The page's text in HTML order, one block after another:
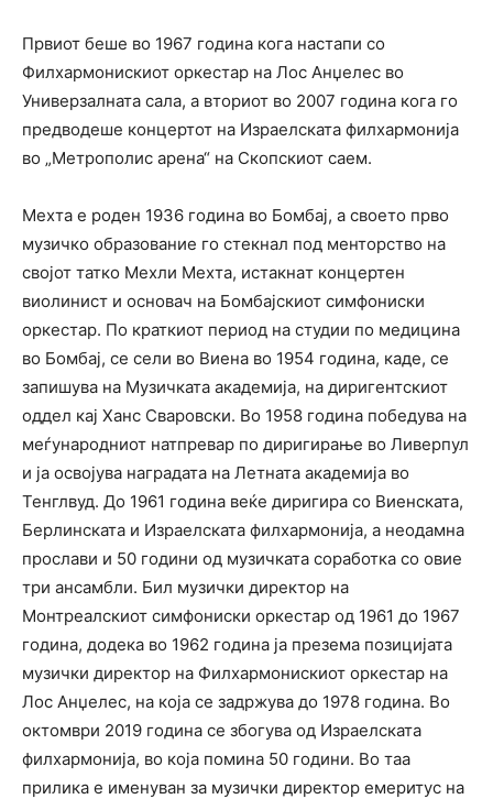
Првиот беше во 1967 година кога настапи со
Филхармонискиот оркестар на Лос Анџелес во
Универзалната сала, а вториот во 2007 година кога го
предводеше концертот на Израелската филхармонија
во „Метрополис арена“ на Скопскиот саем.
Мехта е роден 1936 година во Бомбај, а своето прво
музичко образование го стекнал под менторство на
својот татко Мехли Мехтa, истакнaт концертен
виолинист и основач на Бомбајскиот симфониски
оркестар. По краткиот период на студии по медицина
во Бомбај, се сели во Виена во 1954 година, каде, се
запишува на Музичката академија, на диригентскиот
оддел кај Ханс Сваровски. Во 1958 година победува на
меѓународниот натпревар по диригирање во Ливерпул
и ја освојува наградата на Летната академија во
Тенглвуд. До 1961 година веќе диригира со Виенската,
Берлинската и Израелската филхармонија, а неодамна
прослави и 50 години од музичката соработка со овие
три ансамбли. Бил музички директор на
Монтреалскиот симфониски оркестар од 1961 до 1967
година, додека во 1962 година ја презема позицијата
музички директор на Филхармонискиот оркестар на
Лос Анџелес, на која се задржува до 1978 година. Во
октомври 2019 година се збогува од Израелската
филхармонија, во која помина 50 години. Во таа
прилика е именуван за музички директор емеритус на